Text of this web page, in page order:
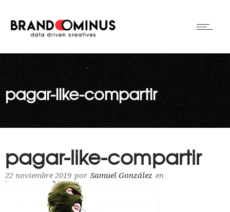
pagar-like-compartir
pagar-like-compartir
22 noviembre 2019 por Samuel González en